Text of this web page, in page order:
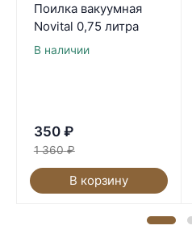
Поилка вакуумная
Novital 0,75 литра
В наличии
350 ₽
1 360 ₽
В корзину